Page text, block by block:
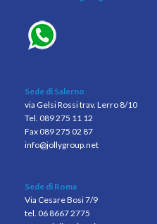
Sede di Salerno
via Gelsi Rossi trav. Lerro 8/10
Tel. 089 275 11 12
Fax 089 275 02 87
info@jollygroup.net
Sede di Roma
Via Cesare Bosi 7/9
tel. 06 8667 2775